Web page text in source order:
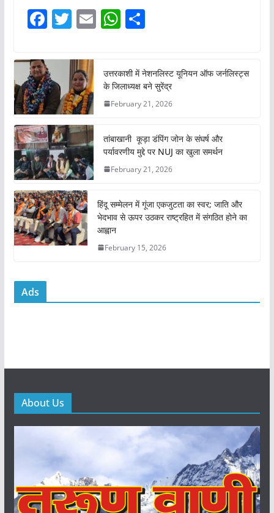
F
c
e
b
o
o
k
T
itt
er
E W
s
A
p
S
e
उत्तरकाशी में नेशनलिस्ट यूनियन ऑफ जर्नलिस्ट्स
के जिलाध्यक्ष बने सुरेंद्र
February 21, 2026
तांबाखानी कूड़ा डंपिंग जोन के संघर्ष और
पर्यावरणीय मुद्दे पर NUJ का खुला समर्थन
February 21, 2026
हिंदू सम्मेलन में गूंजा एकजुटता का स्वर; जाति और
भेदभाव से ऊपर उठकर राष्ट्रहित में संगठित होने का
आह्वान
February 15, 2026
Ads
About Us